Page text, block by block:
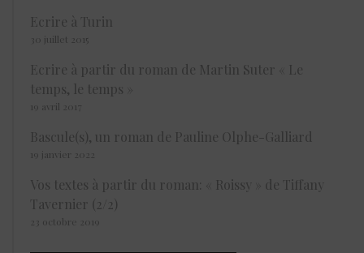
Ecrire à Turin
30 juillet 2015
Ecrire à partir du roman de Martin Suter « Le
temps, le temps »
19 avril 2017
Bascule(s), un roman de Pauline Olphe-Galliard
19 janvier 2022
Vos textes à partir du roman: « Roissy » de Tiffany
Tavernier (2/2)
23 octobre 2019